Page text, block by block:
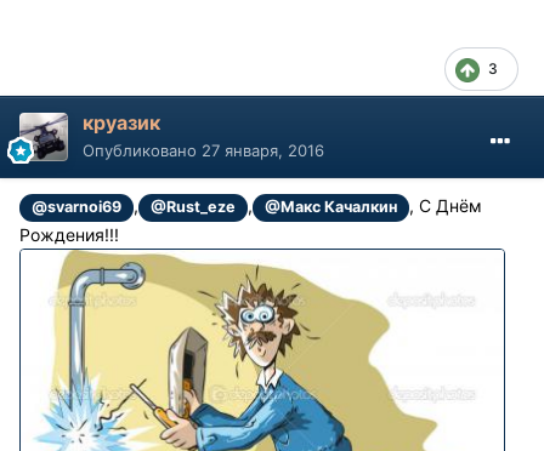
3
круазик
Опубликовано 27 января, 2016
@svarnoi69 , @Rust_eze , @Макс Качалкин
, С Днём
Рождения!!!